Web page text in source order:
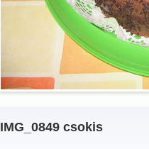
IMG_0849 csokis